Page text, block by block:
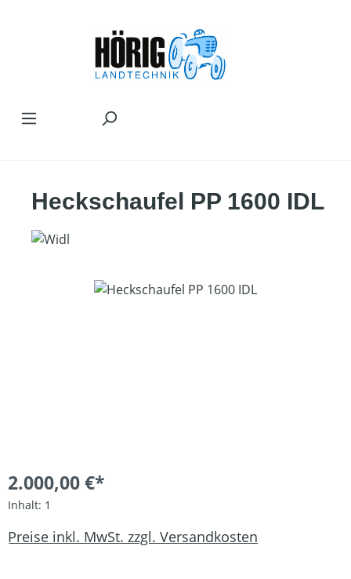
Heckschaufel PP 1600 IDL
Bildergalerie überspringen
2.000,00 €*
Inhalt: 1
Preise inkl. MwSt. zzgl. Versandkosten